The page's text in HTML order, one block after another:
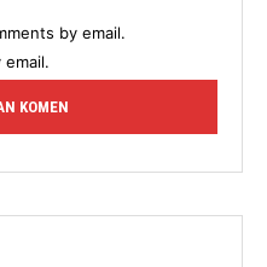
by email.